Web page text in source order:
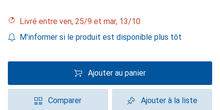
Livré entre ven, 25/9 et mar, 13/10
M'informer si le produit est disponible plus tôt
Ajouter au panier
Comparer Ajouter à la liste